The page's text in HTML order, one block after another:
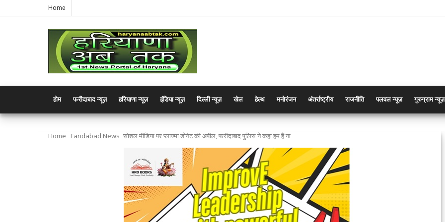
Home
होम फरीदाबाद न्यूज़ हरियाणा न्यूज़ इंडिया न्यूज़ दिल्ली न्यूज़ खेल हेल्थ मनोरंजन अंतर्राष्ट्रीय राजनीति पलवल न्यूज़ गुरुग्राम न्यूज़
Home Faridabad News सोशल मीडिया पर प्लाज्मा डोनेट की अपील, फरीदाबाद पुलिस ने कहा हम हैं ना